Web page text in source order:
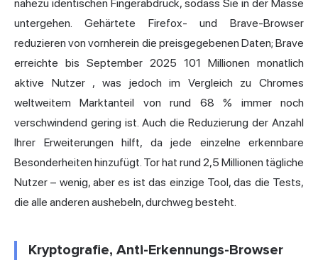
nahezu identischen Fingerabdruck, sodass Sie in der Masse
untergehen. Gehärtete Firefox- und Brave-Browser
reduzieren von vornherein die preisgegebenen Daten; Brave
erreichte bis September 2025 101 Millionen monatlich
aktive Nutzer, was jedoch im Vergleich zu Chromes
weltweitem Marktanteil von rund 68 % immer noch
verschwindend gering ist. Auch die Reduzierung der Anzahl
Ihrer Erweiterungen hilft, da jede einzelne erkennbare
Besonderheiten hinzufügt. Tor hat rund 2,5 Millionen tägliche
Nutzer – wenig, aber es ist das einzige Tool, das die Tests,
die alle anderen aushebeln, durchweg besteht.
Kryptografie, Anti-Erkennungs-Browser